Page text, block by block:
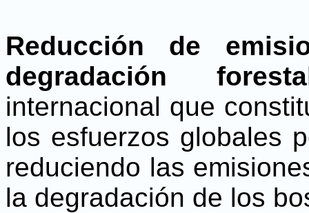
Reducción de
degradación
internacional que
los esfuerzos globales
reduciendo las
la degradación de los